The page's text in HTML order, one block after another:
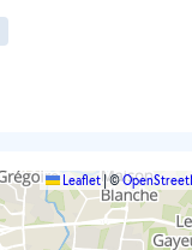
Leaflet |©